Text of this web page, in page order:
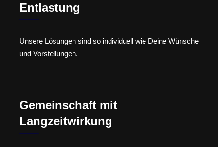
Entlastung
Unsere Lösungen sind so individuell wie Deine Wünsche
und Vorstellungen.
Gemeinschaft mit
Langzeitwirkung